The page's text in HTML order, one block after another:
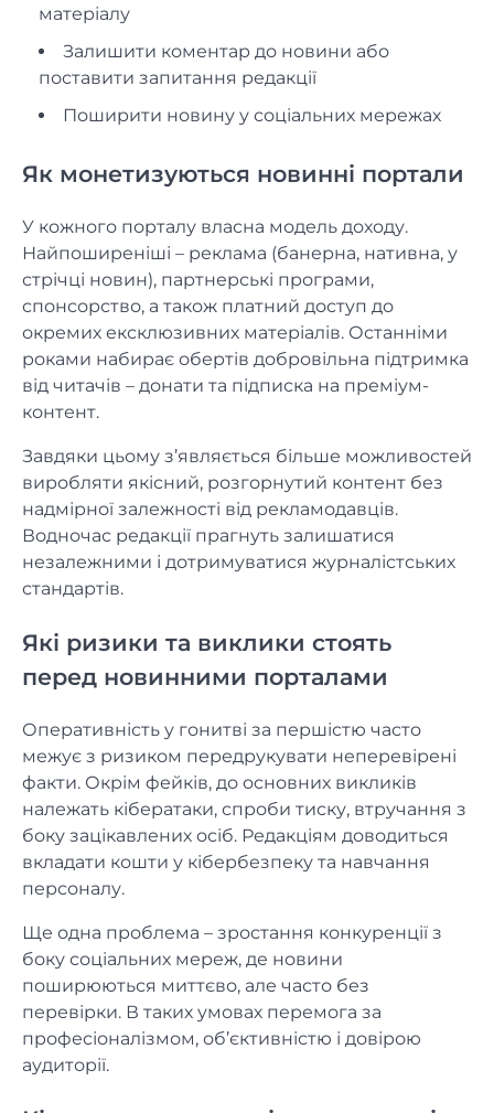
матеріалу
Залишити коментар до новини або
поставити запитання редакції
Поширити новину у соціальних мережах
Як монетизуються новинні портали
У кожного порталу власна модель доходу.
Найпоширеніші – реклама (банерна, нативна, у
стрічці новин), партнерські програми,
спонсорство, а також платний доступ до
окремих ексклюзивних матеріалів. Останніми
роками набирає обертів добровільна підтримка
від читачів – донати та підписка на преміум-
контент.
Завдяки цьому з’являється більше можливостей
виробляти якісний, розгорнутий контент без
надмірної залежності від рекламодавців.
Водночас редакції прагнуть залишатися
незалежними і дотримуватися журналістських
стандартів.
Які ризики та виклики стоять
перед новинними порталами
Оперативність у гонитві за першістю часто
межує з ризиком передрукувати неперевірені
факти. Окрім фейків, до основних викликів
належать кібератаки, спроби тиску, втручання з
боку зацікавлених осіб. Редакціям доводиться
вкладати кошти у кібербезпеку та навчання
персоналу.
Ще одна проблема – зростання конкуренції з
боку соціальних мереж, де новини
поширюються миттєво, але часто без
перевірки. В таких умовах перемога за
професіоналізмом, об’єктивністю і довірою
аудиторії.